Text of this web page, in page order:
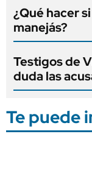
¿Qué hacer
manejás?
Testigos de
duda las
Te puede